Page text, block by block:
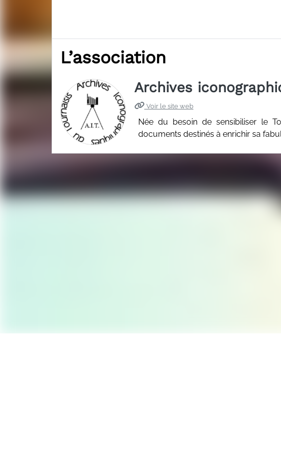
L’association
Archives
Voir le site web
Née du besoin de sensibiliser le
documents destinés à enrichir sa